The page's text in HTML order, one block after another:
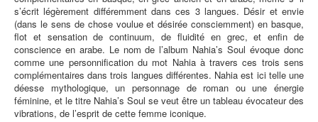
s’écrit légèrement différemment dans ces 3 langues. Désir et envie
(dans le sens de chose voulue et désirée consciemment) en basque,
flot et sensation de continuum, de fluidité en grec, et enfin de
conscience en arabe. Le nom de l’album Nahia’s Soul évoque donc
comme une personnification du mot Nahia à travers ces trois sens
complémentaires dans trois langues différentes. Nahia est ici telle une
déesse mythologique, un personnage de roman ou une énergie
féminine, et le titre Nahia’s Soul se veut être un tableau évocateur des
vibrations, de l’esprit de cette femme iconique.